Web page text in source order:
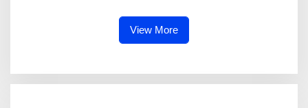
View More